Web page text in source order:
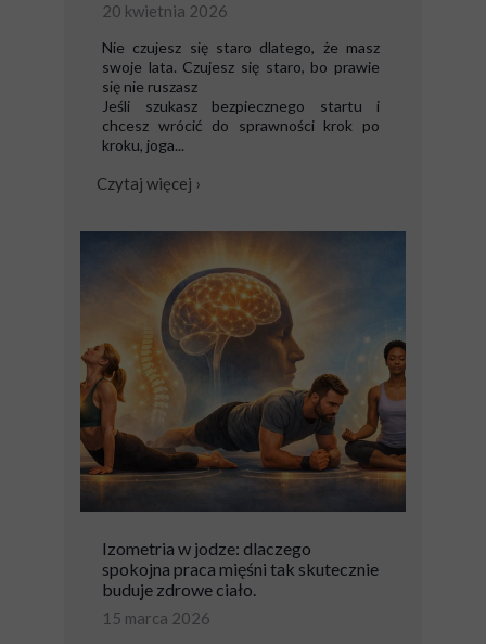
20 kwietnia 2026
Nie czujesz się staro dlatego, że masz
swoje lata. Czujesz się staro, bo prawie
się nie ruszasz
Jeśli szukasz bezpiecznego startu i
chcesz wrócić do sprawności krok po
kroku, joga...
Czytaj więcej ›
Izometria w jodze: dlaczego
spokojna praca mięśni tak skutecznie
buduje zdrowe ciało.
15 marca 2026